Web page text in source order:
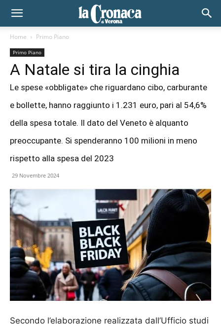
Home Primo Piano
Primo Piano
A Natale si tira la cinghia
Le spese «obbligate» che riguardano cibo, carburante
e bollette, hanno raggiunto i 1.231 euro, pari al 54,6%
della spesa totale. Il dato del Veneto è alquanto
preoccupante. Si spenderanno 100 milioni in meno
rispetto alla spesa del 2023
29 Novembre 2024
Secondo l’elaborazione realizzata dall’Ufficio studi